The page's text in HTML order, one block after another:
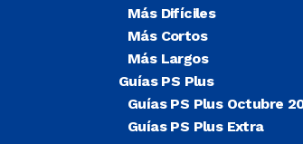
Más Difíciles
Más Cortos
Más Largos
Guías PS Plus
Guías PS Plus Octubre
Guías PS Plus Extra